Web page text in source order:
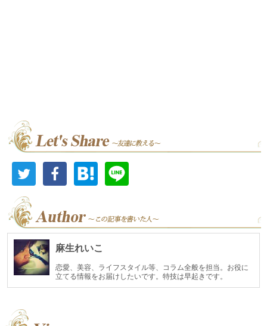
麻生れいこ
恋愛、美容、ライフスタイル等、コラム全般を担当。お役に
立てる情報をお届けしたいです。特技は早起きです。